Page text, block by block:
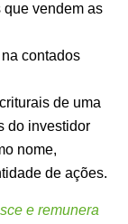
vendem as
contados
de uma
do investidor
nome,
de ações.
e remunera